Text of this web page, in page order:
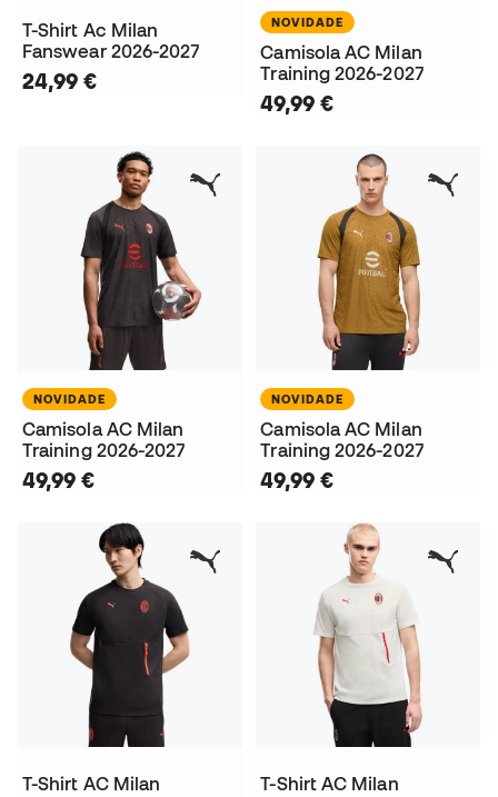
T-Shirt Ac Milan
Fanswear 2026-2027
24,99 €
NOVIDADE
Camisola AC Milan
Training 2026-2027
49,99 €
NOVIDADE
Camisola AC Milan
Training 2026-2027
49,99 €
NOVIDADE
Camisola AC Milan
Training 2026-2027
49,99 €
T-Shirt AC Milan
T-Shirt AC Milan